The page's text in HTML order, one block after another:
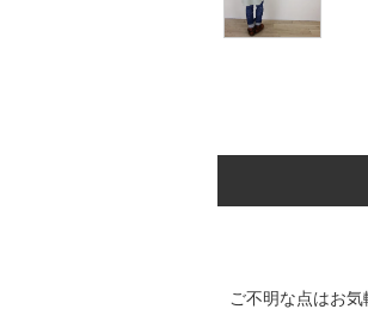
ご不明な点はお気